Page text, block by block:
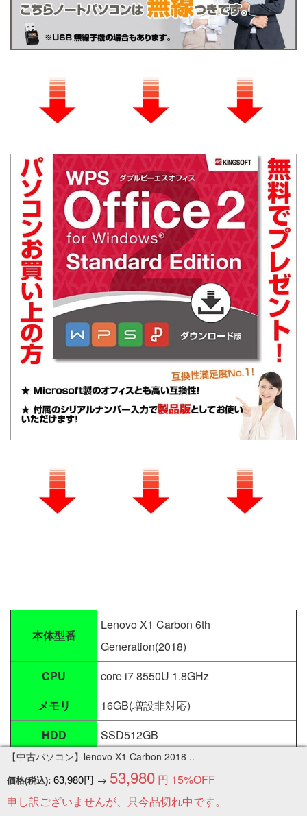
本体型番
Lenovo X1 Carbon 6th
Generation(2018)
CPU
core i7 8550U 1.8GHz
メモリ
16GB(増設非対応)
HDD
SSD512GB
光学ドライブ
無し
液晶サイズ/解
14インチワイドフルHD /1920×1080
【中古パソコン】lenovo X1 Carbon 2018 ..
価格(税込): 63,980円 → 53,980 円 15%OFF
申し訳ございませんが、只今品切れ中です。